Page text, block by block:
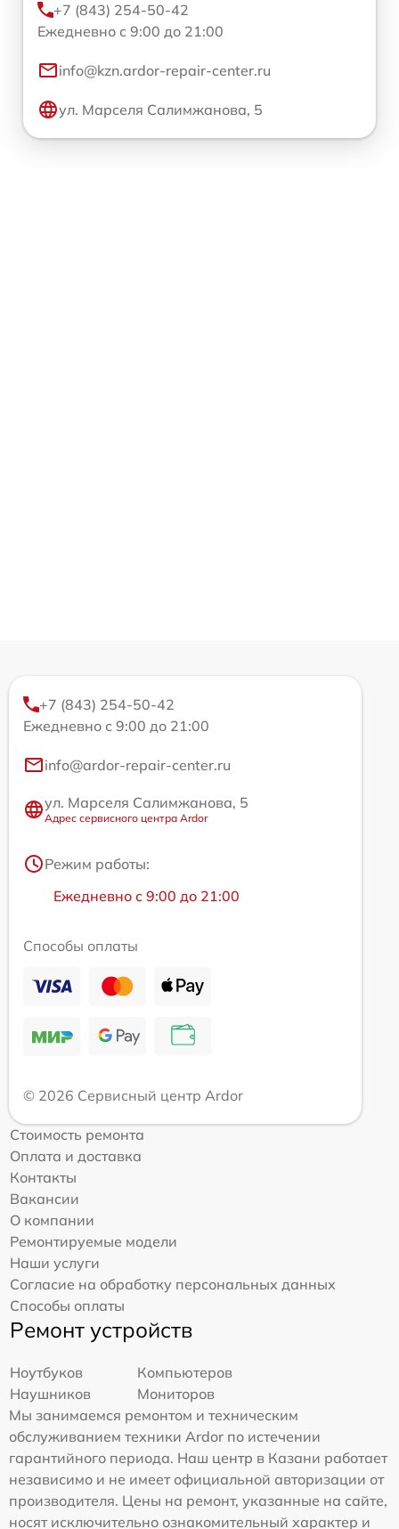
+7 (843) 254-50-42
Ежедневно с 9:00 до 21:00
info@kzn.ardor-repair-center.ru
ул. Марселя Салимжанова, 5
+7 (843) 254-50-42
Ежедневно с 9:00 до 21:00
info@ardor-repair-center.ru
ул. Марселя Салимжанова, 5
Адрес сервисного центра Ardor
Режим работы:
Ежедневно с 9:00 до 21:00
Способы оплаты
© 2026 Сервисный центр Ardor
Стоимость ремонта
Оплата и доставка
Контакты
Вакансии
О компании
Ремонтируемые модели
Наши услуги
Согласие на обработку персональных данных
Способы оплаты
Ремонт устройств
Ноутбуков
Компьютеров
Наушников
Мониторов
Мы занимаемся ремонтом и техническим
обслуживанием техники Ardor по истечении
гарантийного периода. Наш центр в Казани работает
независимо и не имеет официальной авторизации от
производителя. Цены на ремонт, указанные на сайте,
носят исключительно ознакомительный характер и